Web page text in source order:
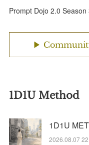
Prompt Dojo 2.0
▶
1D1U Method
1D1U
2026.08.07